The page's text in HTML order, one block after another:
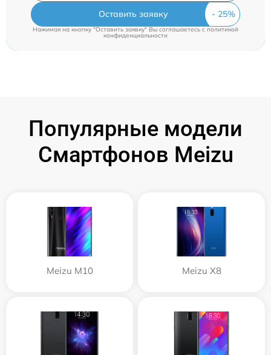
Оставить заявку
Нажимая на кнопку "Оставить заявку" Вы соглашаетесь cполитикой
конфиденциальности
Популярные модели
Смартфонов Meizu
Meizu M10 Meizu X8